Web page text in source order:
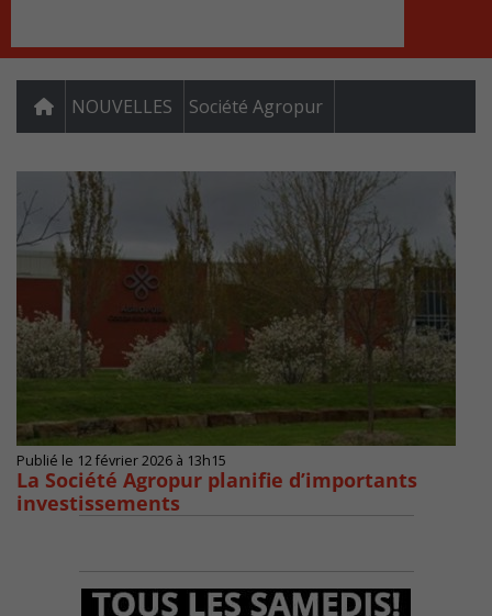
NOUVELLES Société Agropur
Publié le 12 février 2026 à 13h15
La Société Agropur planifie d’importants
investissements